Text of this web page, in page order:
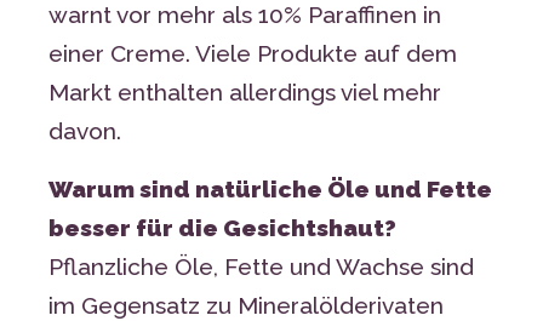
warnt vor mehr als 10% Paraffinen in
einer Creme. Viele Produkte auf dem
Markt enthalten allerdings viel mehr
davon.
Warum sind natürliche Öle und Fette
besser für die Gesichtshaut?
Pflanzliche Öle, Fette und Wachse sind
im Gegensatz zu Mineralölderivaten